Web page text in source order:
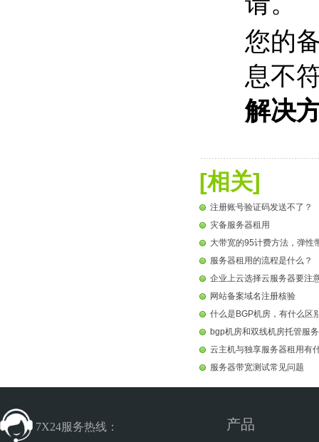
您的
息不
解决
[相关]
注册账号验证码发送不了？
灾备服务器租用
大带宽的95计费方法，弹性
服务器租用的流程是什么？
企业上云选择云服务器要注
网站备案域名注册核验
什么是BGP机房，有什么区
bgp机房和双线机房托管服
云主机与独享服务器租用有
服务器带宽测试常见问题
7X24服务热线： 产品